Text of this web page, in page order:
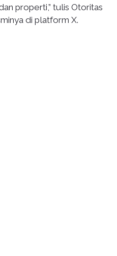
properti,” tulis Otoritas
di platform X.